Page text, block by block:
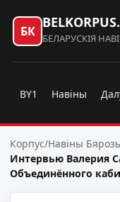
БК БЕЛАРУСКІЯ
BY1 Навіны
Корпус/Навіны
Интервью Валерия
Объединённого